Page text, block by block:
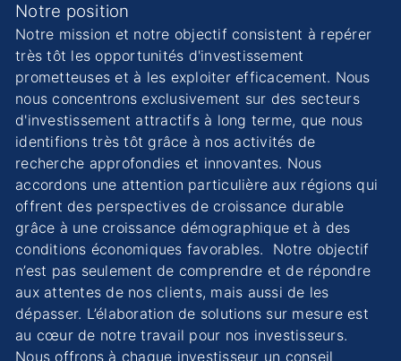
Notre position
Notre mission et notre objectif consistent à repérer
très tôt les opportunités d'investissement
prometteuses et à les exploiter efficacement. Nous
nous concentrons exclusivement sur des secteurs
d'investissement attractifs à long terme, que nous
identifions très tôt grâce à nos activités de
recherche approfondies et innovantes. Nous
accordons une attention particulière aux régions qui
offrent des perspectives de croissance durable
grâce à une croissance démographique et à des
conditions économiques favorables. Notre objectif
n’est pas seulement de comprendre et de répondre
aux attentes de nos clients, mais aussi de les
dépasser. L’élaboration de solutions sur mesure est
au cœur de notre travail pour nos investisseurs.
Nous offrons à chaque investisseur un conseil